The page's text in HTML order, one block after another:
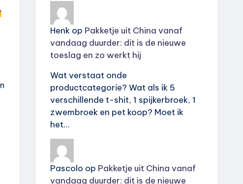
Henkop Pakketje uit China vanaf
vandaag duurder: dit is de nieuwe
toeslag en zo werkt hij
Wat verstaat onde
productcategorie? Wat als ik 5
verschillende t-shit, 1 spijkerbroek, 1
zwembroek en pet koop? Moet ik
het…
Pascolo op Pakketje uit China vanaf
vandaag duurder: dit is de nieuwe